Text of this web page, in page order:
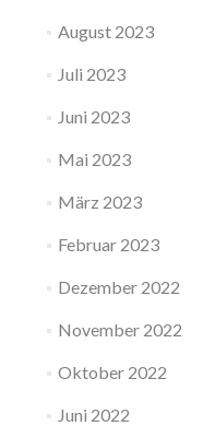
August 2023
Juli 2023
Juni 2023
Mai 2023
März 2023
Februar 2023
Dezember 2022
November 2022
Oktober 2022
Juni 2022